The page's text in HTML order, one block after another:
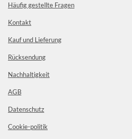
Häufig gestellte Fragen
Kontakt
Kauf und Lieferung
Rücksendung
Nachhaltigkeit
AGB
Datenschutz
Cookie-politik